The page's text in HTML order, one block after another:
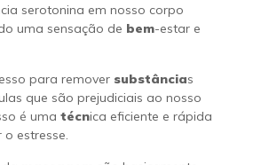
serotonina em nosso corpo
uma sensação de bem-estar e
para remover substâncias
que são prejudiciais ao nosso
é uma técnica eficiente e rápida
o estresse.